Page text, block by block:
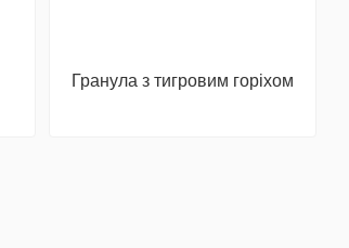
Гранула з тигровим горіхом